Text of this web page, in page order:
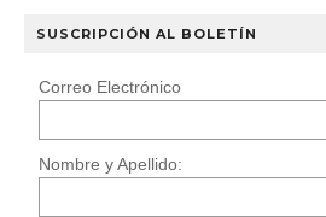
SUSCRIPCIÓN AL BOLETÍN
Correo Electrónico
Nombre y Apellido: